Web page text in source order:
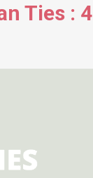
Ties : 4